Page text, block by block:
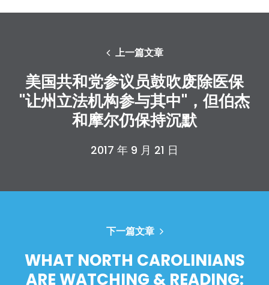
上一篇文章
美国共和党参议员鼓吹废除医保
"让州立法机构参与其中"，但伯杰
和摩尔仍保持沉默
2017 年 9 月 21 日
下一篇文章
WHAT NORTH CAROLINIANS
ARE WATCHING & READING: